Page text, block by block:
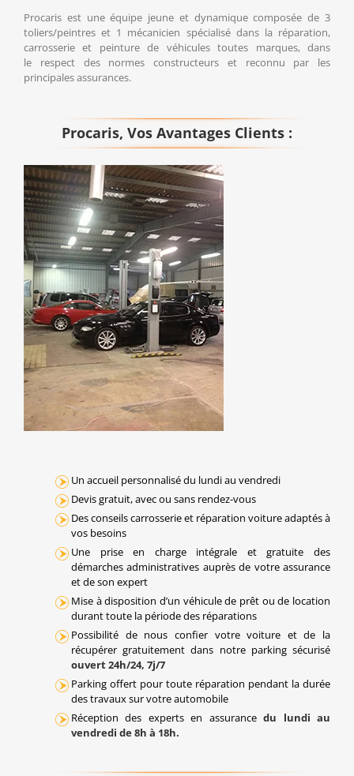
Procaris est une équipe jeune et dynamique composée de 3
toliers/peintres et 1 mécanicien spécialisé dans la réparation,
carrosserie et peinture de véhicules toutes marques, dans
le respect des normes constructeurs et reconnu par les
principales assurances.
Procaris, Vos Avantages Clients :
Un accueil personnalisé du lundi au vendredi
Devis gratuit, avec ou sans rendez-vous
Des conseils carrosserie et réparation voiture adaptés à
vos besoins
Une prise en charge intégrale et gratuite des
démarches administratives auprès de votre assurance
et de son expert
Mise à disposition d’un véhicule de prêt ou de location
durant toute la période des réparations
Possibilité de nous confier votre voiture et de la
récupérer gratuitement dans notre parking sécurisé
ouvert 24h/24, 7j/7
Parking offert pour toute réparation pendant la durée
des travaux sur votre automobile
Réception des experts en assurancedu lundi au
vendredi de 8h à 18h.